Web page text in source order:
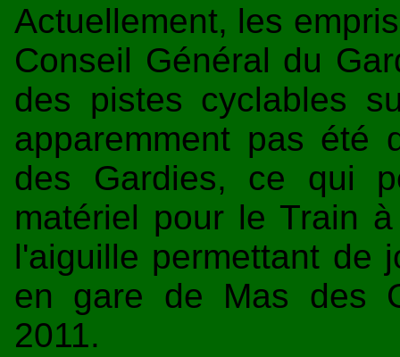
Actuellement, les
Conseil Général du
des pistes cyclables
apparemment pas été
des Gardies, ce qui
matériel pour le Train
l'aiguille permettant de
en gare de Mas des
2011.